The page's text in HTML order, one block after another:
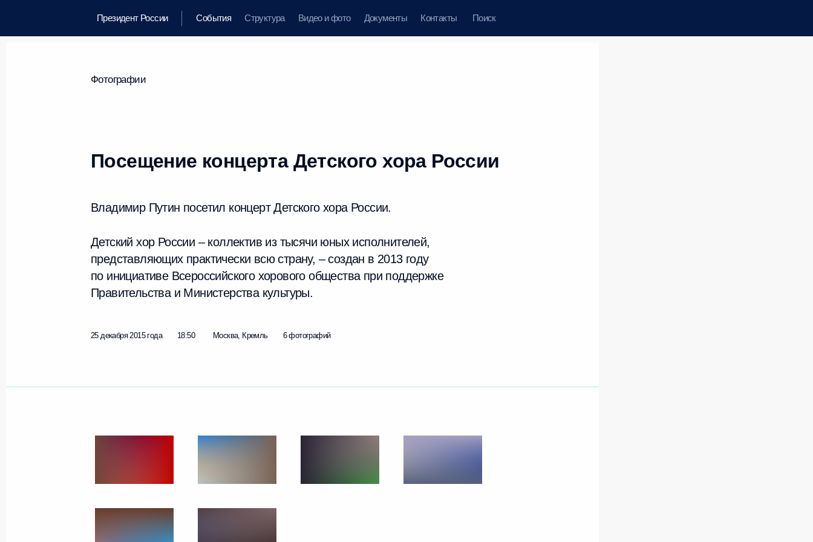
Президент России События Структура Видео и фото Документы Контакты Поиск
Фотографии
Посещение концерта Детского хора России
Владимир Путин посетил концерт Детского хора России.
Детский хор России – коллектив из тысячи юных исполнителей,
представляющих практически всю страну, – создан в 2013 году
по инициативе Всероссийского хорового общества при поддержке
Правительства и Министерства культуры.
25 декабря 2015 года 18:50 Москва, Кремль 6 фотографий